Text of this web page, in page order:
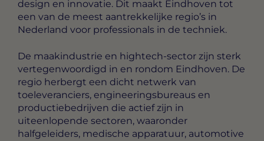
design en innovatie. Dit maakt Eindhoven tot
een van de meest aantrekkelijke regio’s in
Nederland voor professionals in de techniek.
De maakindustrie en hightech-sector zijn sterk
vertegenwoordigd in en rondom Eindhoven. De
regio herbergt een dicht netwerk van
toeleveranciers, engineeringsbureaus en
productiebedrijven die actief zijn in
uiteenlopende sectoren, waaronder
halfgeleiders, medische apparatuur, automotive